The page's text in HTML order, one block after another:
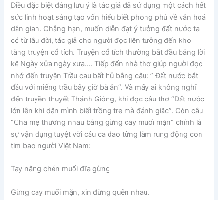
Điều đặc biệt đáng lưu ý là tác giả đã sử dụng một cách hết
sức linh hoạt sáng tạo vốn hiểu biết phong phú về văn hoá
dân gian. Chẳng hạn, muốn diễn đạt ý tưởng đất nước ta
có từ lâu đời, tác giả cho người đọc liên tưởng đến kho
tàng truyện cổ tích. Truyện cổ tích thường bắt đầu bằng lời
kể Ngày xửa ngày xưa…. Tiếp đến nhà thơ giúp người đọc
nhớ đến truyện Trầu cau bất hủ bằng câu: ” Đất nước bắt
đầu với miếng trầu bây giờ bà ăn”. Và mấy ai không nghĩ
đến truyền thuyết Thánh Gióng, khi đọc câu thơ “Đất nước
lớn lên khi dân mình biết trồng tre mà đánh giặc”. Còn câu
“Cha mẹ thương nhau bằng gừng cay muối mặn” chính là
sự vận dụng tuyệt vời câu ca dao từng làm rung động con
tim bao người Việt Nam:
Tay nâng chén muối đĩa gừng
Gừng cay muối mặn, xin đừng quên nhau.